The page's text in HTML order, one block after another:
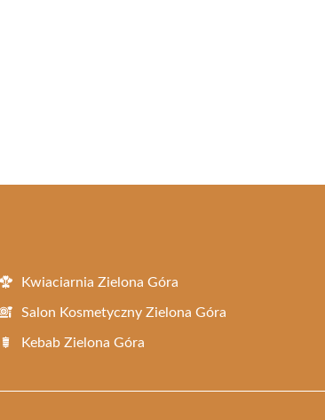
Kwiaciarnia Zielona Góra
Salon Kosmetyczny Zielona Góra
Kebab Zielona Góra